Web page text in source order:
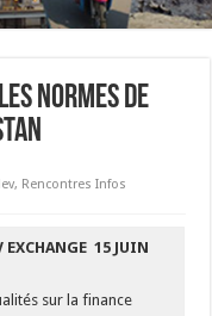
normes de
, Rencontres Infos
EXCHANGE 15 JUIN
sur la finance